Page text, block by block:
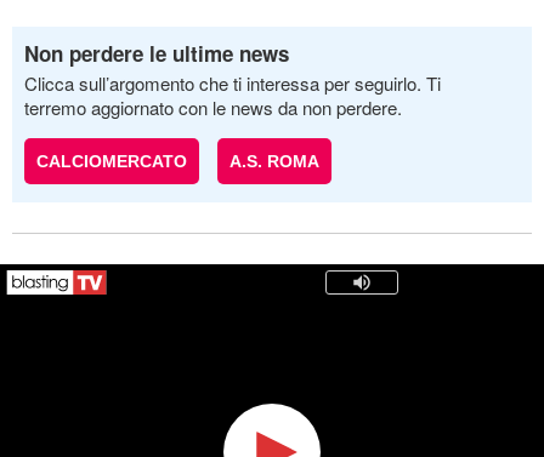
Non perdere le ultime news
Clicca sull’argomento che ti interessa per seguirlo. Ti
terremo aggiornato con le news da non perdere.
CALCIOMERCATO A.S. ROMA